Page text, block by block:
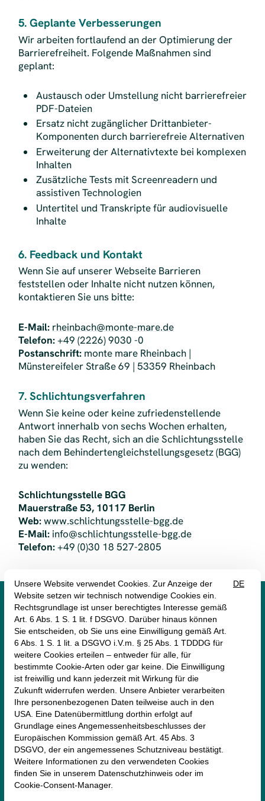
5. Geplante Verbesserungen
Wir arbeiten fortlaufend an der Optimierung der
Barrierefreiheit. Folgende Maßnahmen sind
geplant:
Austausch oder Umstellung nicht barrierefreier
PDF-Dateien
Ersatz nicht zugänglicher Drittanbieter-
Komponenten durch barrierefreie Alternativen
Erweiterung der Alternativtexte bei komplexen
Inhalten
Zusätzliche Tests mit Screenreadern und
assistiven Technologien
Untertitel und Transkripte für audiovisuelle
Inhalte
6. Feedback und Kontakt
Wenn Sie auf unserer Webseite Barrieren
feststellen oder Inhalte nicht nutzen können,
kontaktieren Sie uns bitte:
E-Mail: rheinbach@monte-mare.de
Telefon:+49 (2226) 9030 -0
Postanschrift: monte mare Rheinbach |
Münstereifeler Straße 69 | 53359 Rheinbach
7. Schlichtungsverfahren
Wenn Sie keine oder keine zufriedenstellende
Antwort innerhalb von sechs Wochen erhalten,
haben Sie das Recht, sich an die Schlichtungsstelle
nach dem Behindertengleichstellungsgesetz (BGG)
zu wenden:
Schlichtungsstelle BGG
Mauerstraße 53, 10117 Berlin
Web: www.schlichtungsstelle-bgg.de
E-Mail: info@schlichtungsstelle-bgg.de
Telefon:+49 (0)30 18 527-2805
   
monte mare Rheinbach
Münstereifeler Straße 69
53359 Rheinbach
+49 (2226) 9030 -0
rheinbach@monte-mare.de
AGB (Online-Shop)ImpressumDatenschutz
Erklärung zur BarrierefreiheitNewsletter